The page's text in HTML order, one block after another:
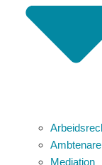
Mediation